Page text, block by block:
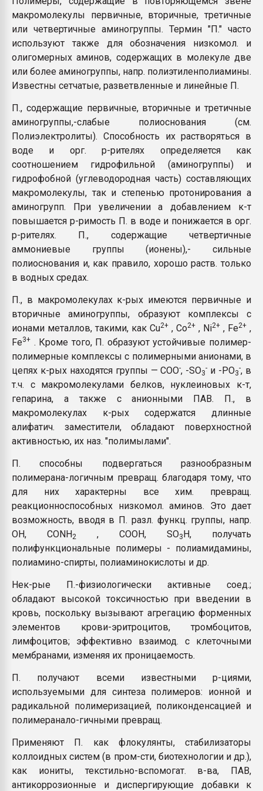
28.07.2026
ситуацией на
ПЕРЕЙТИ НА
макромолекулы первичные, вторичные, третичные
или четвертичные аминогруппы. Термин "П." часто
используют также для обозначения низкомол. и
олигомерных аминов, содержащих в молекуле две
или более аминогруппы, напр. полиэтиленполиамины.
Известны сетчатые, разветвленные и линейные П.
П., содержащие первичные, вторичные и третичные
аминогруппы,-слабые полиоснования (см.
Полиэлектролиты). Способность их растворяться в
воде и орг. р-рителях определяется как
соотношением гидрофильной (аминогруппы) и
гидрофобной (углеводородная часть) составляющих
макромолекулы, так и степенью протонирования a
аминогрупп. При увеличении a добавлением к-т
повышается р-римость П. в воде и понижается в орг.
р-рителях. П., содержащие четвертичные
аммониевые группы (ионены),- сильные
полиоснования и, как правило, хорошо раств. только
в водных средах.
П., в макромолекулах к-рых имеются первичные и
вторичные аминогруппы, образуют комплексы с
ионами металлов, такими, как Cu2+ , Co2+ , Ni2+ , Fe2+ ,
Fe3+ . Кроме того, П. образуют устойчивые полимер-
полимерные комплексы с полимерными анионами, в
цепях к-рых находятся группы — COO-, -SO3
- и -PO3
-, в
т.ч. с макромолекулами белков, нуклеиновых к-т,
гепарина, а также с анионными ПАВ. П., в
макромолекулах к-рых содержатся длинные
алифатич. заместители, обладают поверхностной
активностью, их наз. "полимылами".
П. способны подвергаться разнообразным
полимерана-логичным превращ. благодаря тому, что
для них характерны все хим. превращ.
реакционноспособных низкомол. аминов. Это дает
возможность, вводя в П. разл. функц. группы, напр.
ОН, CONH2 , COOH, SO3H, получать
полифункциональные полимеры - полиамидамины,
полиамино-спирты, полиаминокислоты и др.
Нек-рые П.-физиологически активные соед.;
обладают высокой токсичностью при введении в
кровь, поскольку вызывают агрегацию форменных
элементов крови-эритроцитов, тромбоцитов,
лимфоцитов; эффективно взаимод. с клеточными
мембранами, изменяя их проницаемость.
П. получают всеми известными р-циями,
используемыми для синтеза полимеров: ионной и
радикальной полимеризацией, поликонденсацией и
полимеранало-гичными превращ.
Применяют П. как флокулянты, стабилизаторы
коллоидных систем (в пром-сти, биотехнологии и др.),
как иониты, текстильно-вспомогат. в-ва, ПАВ,
антикоррозионные и диспергирующие добавки к